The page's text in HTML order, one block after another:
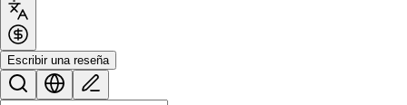
Escribir una reseña